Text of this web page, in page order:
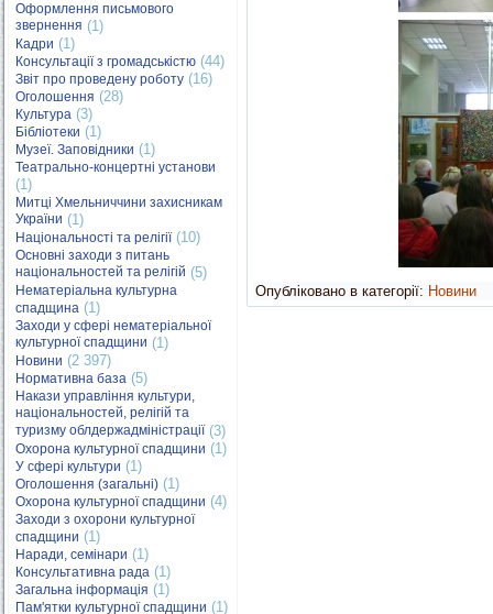
Оформлення письмового
звернення (1)
Кадри (1)
Консультації з громадськістю (44)
Звіт про проведену роботу (16)
Оголошення (28)
Культура (3)
Бібліотеки (1)
Музеї. Заповідники (1)
Театрально-концертні установи
(1)
Митці Хмельниччини захисникам
України (1)
Національності та релігії(10)
Основні заходи з питань
національностей та релігій (5)
Нематеріальна культурна
спадщина (1)
Заходи у сфері нематеріальної
культурної спадщини (1)
Новини (2 397)
Нормативна база (5)
Накази управління культури,
національностей, релігій та
туризму облдержадміністрації(3)
Охорона культурної спадщини (1)
У сфері культури (1)
Оголошення (загальні) (1)
Охорона культурної спадщини (4)
Заходи з охорони культурної
спадщини (1)
Наради, семінари (1)
Консультативна рада (1)
Загальна інформація (1)
Пам'ятки культурної спадщини (1)
Опубліковано в категорії: Новини